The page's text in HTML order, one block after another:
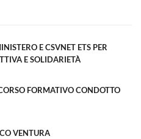
E CSVNET ETS PER
E SOLIDARIETÀ
FORMATIVO CONDOTTO
VENTURA